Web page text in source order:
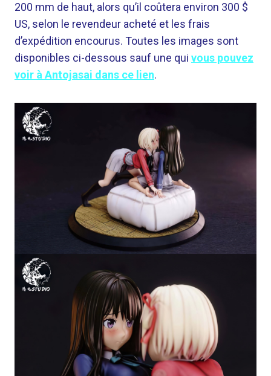
200 mm de haut, alors qu’il coûtera environ 300 $
US, selon le revendeur acheté et les frais
d’expédition encourus. Toutes les images sont
disponibles ci-dessous sauf une qui vous pouvez
voir à Antojasai dans ce lien.